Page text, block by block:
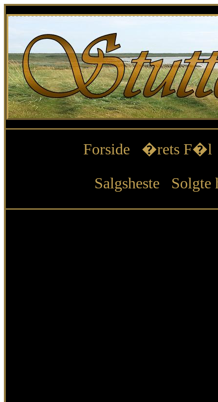
Forside
�rets F�l
Salgsheste
Solgte